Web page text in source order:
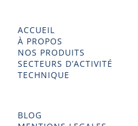
ACCUEIL
À PROPOS
NOS PRODUITS
SECTEURS D’ACTIVITÉ
TECHNIQUE
BLOG